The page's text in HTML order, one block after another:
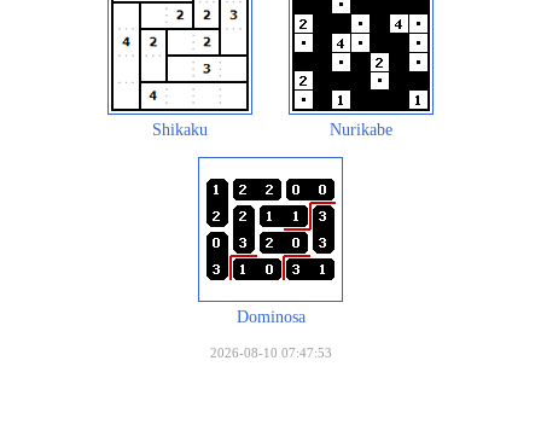
Shikaku Nurikabe
Dominosa
2026-08-10 07:47:53